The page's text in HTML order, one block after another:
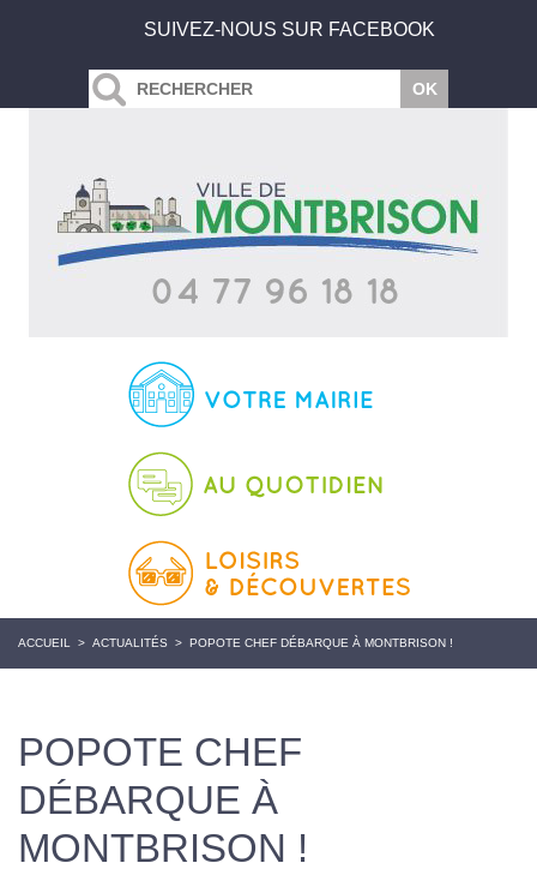
SUIVEZ-NOUS SUR FACEBOOK
ACCUEIL > ACTUALITÉS > POPOTE CHEF DÉBARQUE À MONTBRISON !
POPOTE CHEF
DÉBARQUE À
MONTBRISON !